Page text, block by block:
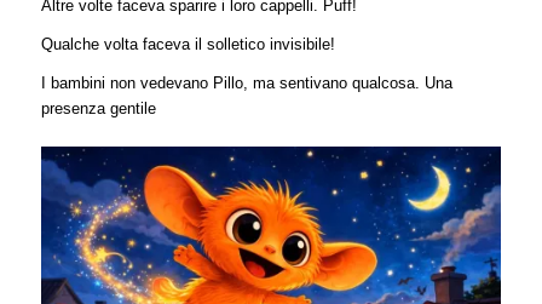
Altre volte faceva sparire i loro cappelli. Puff!
Qualche volta faceva il solletico invisibile!
I bambini non vedevano Pillo, ma sentivano qualcosa. Una
presenza gentile